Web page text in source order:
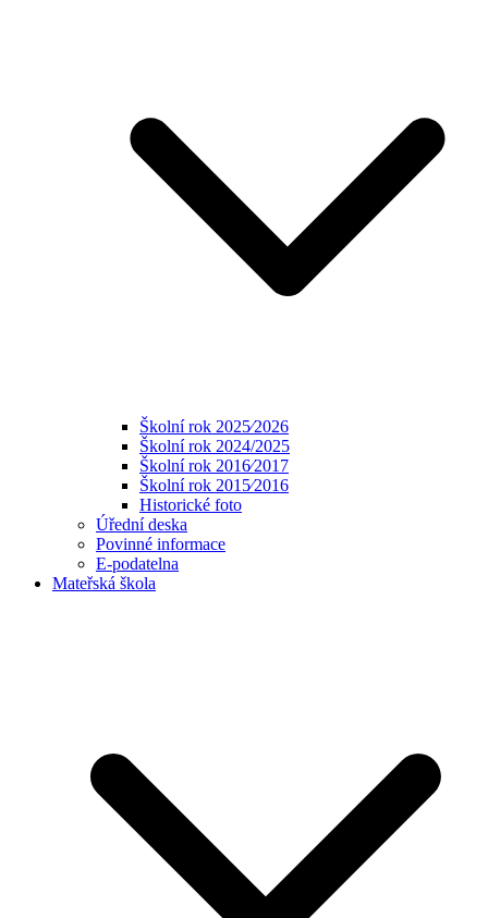
Školní rok 2025⁄2026
Školní rok 2024/2025
Školní rok 2016⁄2017
Školní rok 2015⁄2016
Historické foto
Úřední deska
Povinné informace
E-podatelna
Mateřská škola